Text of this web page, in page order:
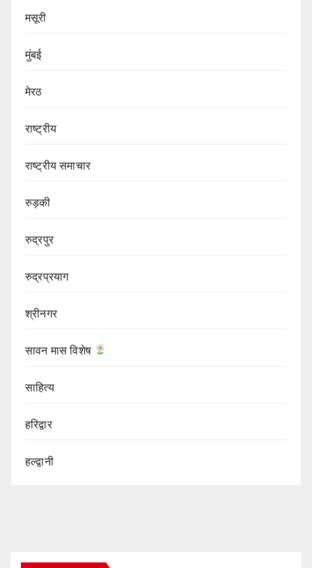
मसूरी
मुंबई
मेरठ
राष्ट्रीय
राष्ट्रीय समाचार
रुड़की
रुद्रपुर
रुद्रप्रयाग
श्रीनगर
सावन मास विशेष
साहित्य
हरिद्वार
हल्द्वानी